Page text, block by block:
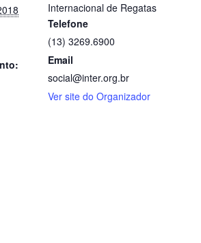
Internacional de Regatas
Telefone
(13) 3269.6900
Email
social@inter.org.br
Ver site do Organizador